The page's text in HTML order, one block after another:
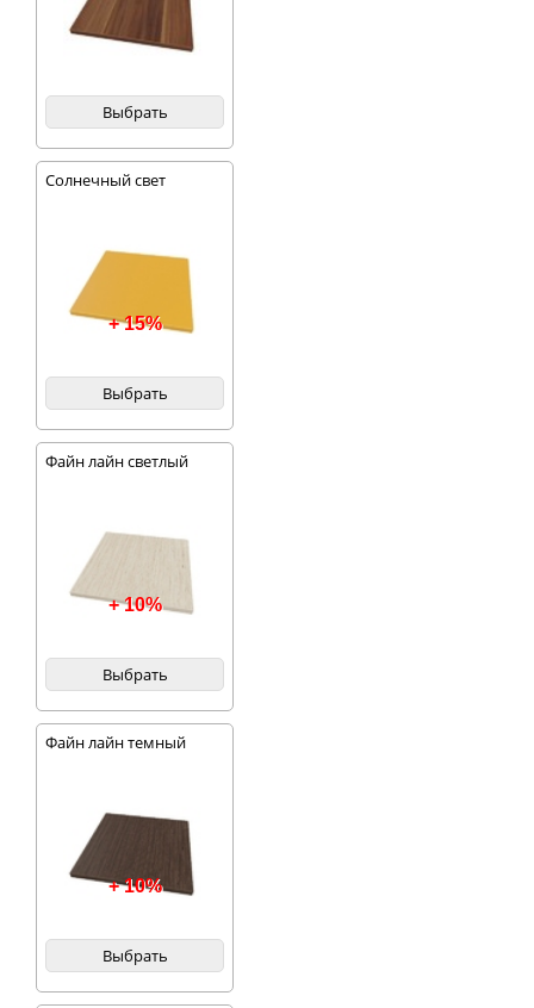
Выбрать
Солнечный свет
+ 15%
Выбрать
Файн лайн светлый
+ 10%
Выбрать
Файн лайн темный
+ 10%
Выбрать